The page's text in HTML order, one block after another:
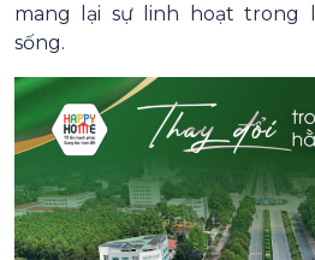
mang lại sự linh hoạt trong
sống.